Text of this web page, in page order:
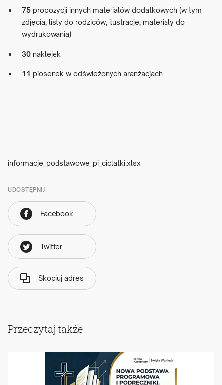
75 propozycji innych materiałów dodatkowych (w tym
zdjęcia, listy do rodziców, ilustracje, materiały do
wydrukowania)
30 naklejek
11 piosenek w odświeżonych aranżacjach
informacje_podstawowe_pi_ciolatki.xlsx
UDOSTĘPNIJ
Facebook
Twitter
Skopiuj adres
Przeczytaj także